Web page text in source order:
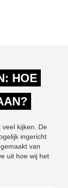
HOE
kijken. De
ingericht
van
uit hoe wij het